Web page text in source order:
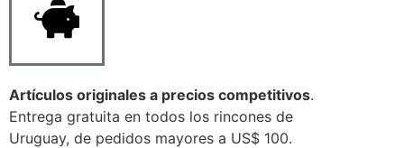
Artículos originales a precios competitivos.
Entrega gratuita en todos los rincones de
Uruguay, de pedidos mayores a US$ 100.